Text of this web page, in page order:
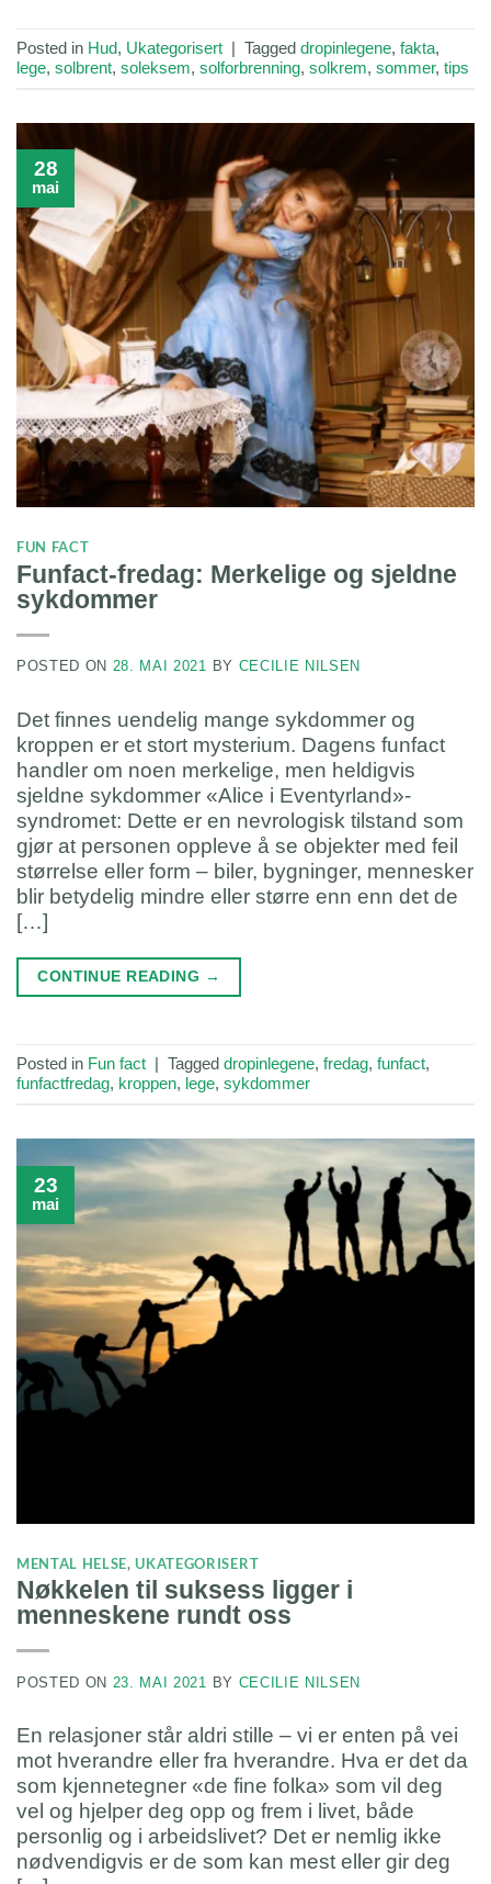
Posted in Hud, Ukategorisert | Tagged dropinlegene, fakta,
lege, solbrent, soleksem, solforbrenning, solkrem, sommer, tips
28
mai
FUN FACT
Funfact-fredag: Merkelige og sjeldne
sykdommer
POSTED ON 28. MAI 2021 BY CECILIE NILSEN
Det finnes uendelig mange sykdommer og
kroppen er et stort mysterium. Dagens funfact
handler om noen merkelige, men heldigvis
sjeldne sykdommer «Alice i Eventyrland»-
syndromet: Dette er en nevrologisk tilstand som
gjør at personen oppleve å se objekter med feil
størrelse eller form – biler, bygninger, mennesker
blir betydelig mindre eller større enn enn det de
[…]
CONTINUE READING →
Posted in Fun fact | Tagged dropinlegene, fredag, funfact,
funfactfredag, kroppen, lege, sykdommer
23
mai
MENTAL HELSE,UKATEGORISERT
Nøkkelen til suksess ligger i
menneskene rundt oss
POSTED ON 23. MAI 2021 BY CECILIE NILSEN
En relasjoner står aldri stille – vi er enten på vei
mot hverandre eller fra hverandre. Hva er det da
som kjennetegner «de fine folka» som vil deg
vel og hjelper deg opp og frem i livet, både
personlig og i arbeidslivet? Det er nemlig ikke
nødvendigvis er de som kan mest eller gir deg